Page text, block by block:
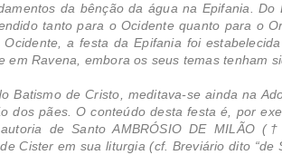
da bênção da água na Epifania. Do
tanto para o Ocidente quanto para o
a festa da Epifania foi
em Ravena, embora os seus temas tenham
Batismo de Cristo, meditava-se ainda na
dos pães. O conteúdo desta festa é, por
de Santo AMBRÓSIO DE MILÃO (†
Cister em sua liturgia (cf. Breviário dito “de